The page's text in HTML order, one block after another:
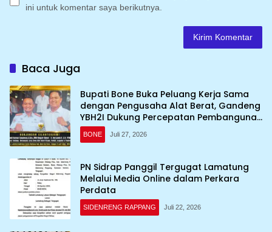
ini untuk komentar saya berikutnya.
Baca Juga
Bupati Bone Buka Peluang Kerja Sama
dengan Pengusaha Alat Berat, Gandeng
YBH2I Dukung Percepatan Pembangunan
Daerah
BONE Juli 27, 2026
PN Sidrap Panggil Tergugat Lamatung
Melalui Media Online dalam Perkara
Perdata
SIDENRENG RAPPANG Juli 22, 2026